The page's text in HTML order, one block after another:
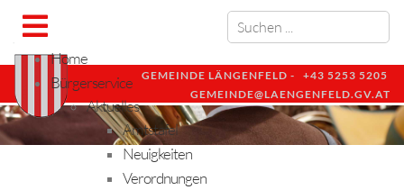
GEMEINDE LÄNGENFELD - +43 5253 5205
GEMEINDE@LAENGENFELD.GV.AT
Home
Bürgerservice
Aktuelles
Amtstafel
Neuigkeiten
Verordnungen